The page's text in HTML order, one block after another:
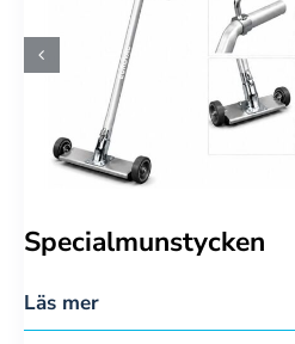
Specialmunstycken
Läs mer